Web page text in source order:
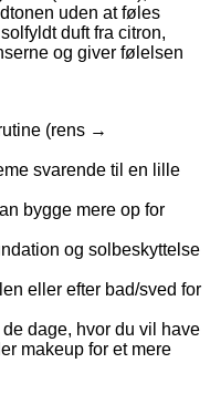
uden at føles
duft fra citron,
og giver følelsen
(rens →
svarende til en lille
bygge mere op for
og solbeskyttelse
eller efter bad/sved for
dage, hvor du vil have
makeup for et mere